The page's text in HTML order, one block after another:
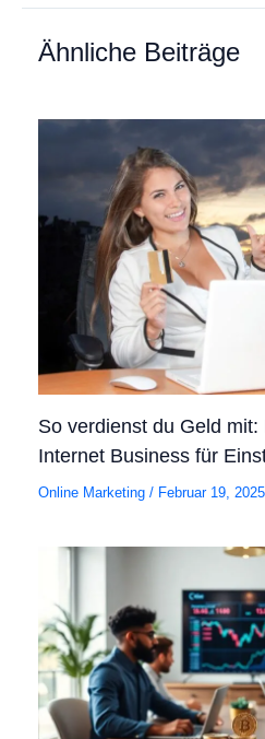
Ähnliche Beiträge
So verdienst du Geld
Internet Business für
Online Marketing/ Februar 19, 2025